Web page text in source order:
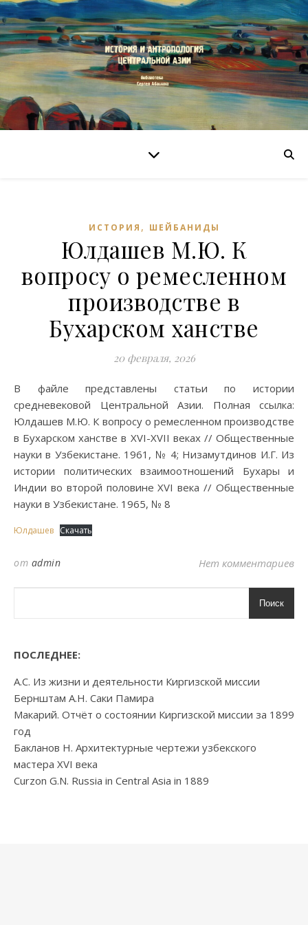
ИСТОРИЯ , ШЕЙБАНИДЫ
Юлдашев М.Ю. К
вопросу о ремесленном
производстве в
Бухарском ханстве
20 февраля, 2026
В файле представлены статьи по истории
средневековой Центральной Азии. Полная ссылка:
Юлдашев М.Ю. К вопросу о ремесленном производстве
в Бухарском ханстве в XVI-XVII веках // Общественные
науки в Узбекистане. 1961, № 4; Низамутдинов И.Г. Из
истории политических взаимоотношений Бухары и
Индии во второй половине XVI века // Общественные
науки в Узбекистане. 1965, № 8
Юлдашев Скачать
от admin Нет комментариев
Поиск
ПОСЛЕДНЕЕ:
А.С. Из жизни и деятельности Киргизской миссии
Бернштам А.Н. Саки Памира
Макарий. Отчёт о состоянии Киргизской миссии за 1899
год
Бакланов Н. Архитектурные чертежи узбекского
мастера XVI века
Curzon G.N. Russia in Central Asia in 1889